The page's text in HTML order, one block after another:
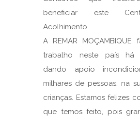
beneficiar este
Acolhimento.
A REMAR
trabalho neste país há
dando apoio
milhares de pessoas, na
crianças. Estamos felizes
que temos feito, pois